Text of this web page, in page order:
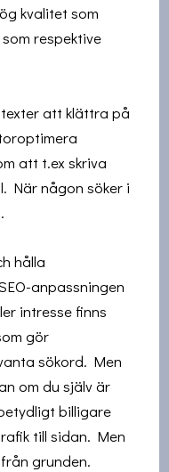
kvalitet som
respektive
att klättra på
att t.ex skriva
När någon söker i
hålla
anpassningen
intresse finns
gör
sökord. Men
om du själv är
billigare
till sidan. Men
grunden.